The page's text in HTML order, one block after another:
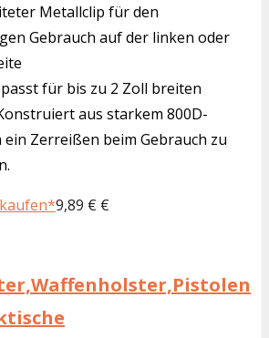
Metallclip für den
Gebrauch auf der linken oder
für bis zu 2 Zoll breiten
aus starkem 800D-
ein Zerreißen beim Gebrauch zu
9,89 € €